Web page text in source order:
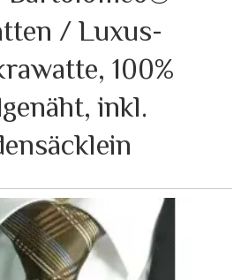
/ Luxus-
100%
inkl.